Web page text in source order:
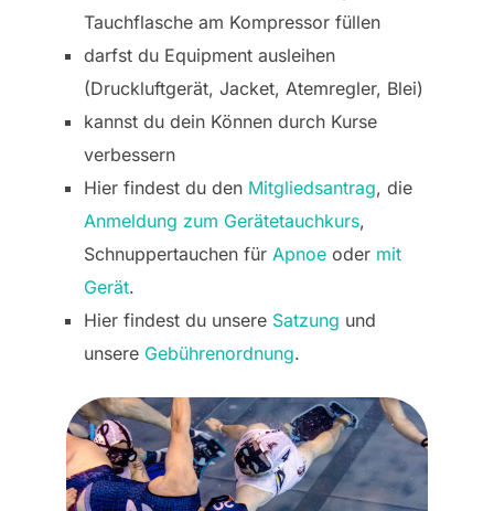
Tauchflasche am Kompressor füllen
darfst du Equipment ausleihen
(Druckluftgerät, Jacket, Atemregler, Blei)
kannst du dein Können durch Kurse
verbessern
Hier findest du den Mitgliedsantrag, die
Anmeldung zum Gerätetauchkurs,
Schnuppertauchen für Apnoe oder mit
Gerät.
Hier findest du unsere Satzung und
unsere Gebührenordnung.